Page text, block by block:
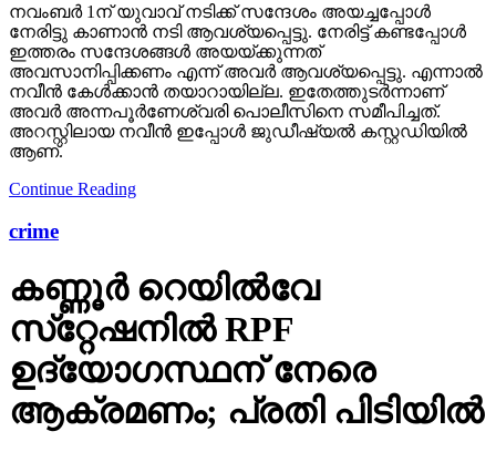
നവംബർ 1ന് യുവാവ് നടിക്ക് സന്ദേശം അയച്ചപ്പോൾ
നേരിട്ടു കാണാൻ നടി ആവശ്യപ്പെട്ടു. നേരിട്ട് കണ്ടപ്പോൾ
ഇത്തരം സന്ദേശങ്ങൾ അയയ്ക്കുന്നത്
അവസാനിപ്പിക്കണം എന്ന് അവർ ആവശ്യപ്പെട്ടു. എന്നാൽ
നവീൻ കേൾക്കാൻ തയാറായില്ല. ഇതേത്തുടർന്നാണ്
അവർ അന്നപൂർണേശ്വരി പൊലീസിനെ സമീപിച്ചത്.
അറസ്റ്റിലായ നവീൻ ഇപ്പോൾ ജുഡീഷ്യൽ കസ്റ്റഡിയിൽ
ആണ്.
Continue Reading
crime
കണ്ണൂർ റെയില്‍വേ
സ്‌റ്റേഷനിൽ RPF
ഉദ്യോഗസ്ഥന് നേരെ
ആക്രമണം; പ്രതി പിടിയിൽ